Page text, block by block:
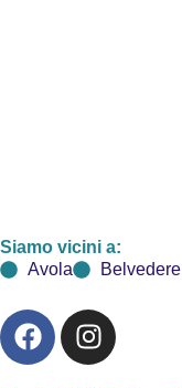
Siamo vicini a:
Avola
Belvedere